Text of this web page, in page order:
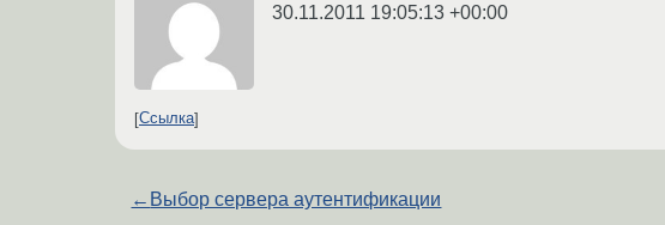
30.11.2011 19:05:13 +00:00
Ссылка
← Выбор сервера аутентификации